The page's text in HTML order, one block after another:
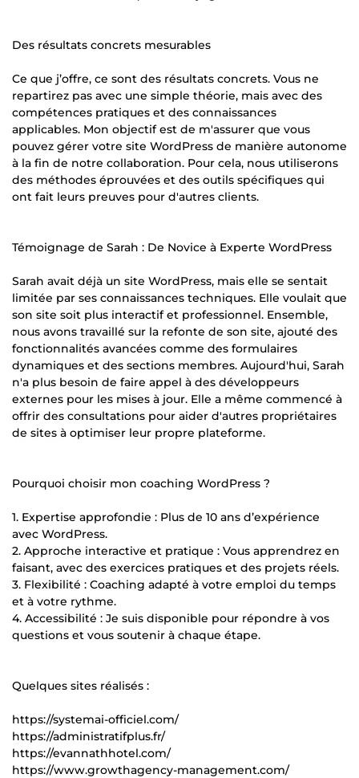
Des résultats concrets mesurables
Ce que j’offre, ce sont des résultats concrets. Vous ne
repartirez pas avec une simple théorie, mais avec des
compétences pratiques et des connaissances
applicables. Mon objectif est de m'assurer que vous
pouvez gérer votre site WordPress de manière autonome
à la fin de notre collaboration. Pour cela, nous utiliserons
des méthodes éprouvées et des outils spécifiques qui
ont fait leurs preuves pour d'autres clients.
Témoignage de Sarah : De Novice à Experte WordPress
Sarah avait déjà un site WordPress, mais elle se sentait
limitée par ses connaissances techniques. Elle voulait que
son site soit plus interactif et professionnel. Ensemble,
nous avons travaillé sur la refonte de son site, ajouté des
fonctionnalités avancées comme des formulaires
dynamiques et des sections membres. Aujourd'hui, Sarah
n'a plus besoin de faire appel à des développeurs
externes pour les mises à jour. Elle a même commencé à
offrir des consultations pour aider d'autres propriétaires
de sites à optimiser leur propre plateforme.
Pourquoi choisir mon coaching WordPress ?
1. Expertise approfondie : Plus de 10 ans d’expérience
avec WordPress.
2. Approche interactive et pratique : Vous apprendrez en
faisant, avec des exercices pratiques et des projets réels.
3. Flexibilité : Coaching adapté à votre emploi du temps
et à votre rythme.
4. Accessibilité : Je suis disponible pour répondre à vos
questions et vous soutenir à chaque étape.
Quelques sites réalisés :
https://systemai-officiel.com/
https://administratifplus.fr/
https://evannathhotel.com/
https://www.growthagency-management.com/